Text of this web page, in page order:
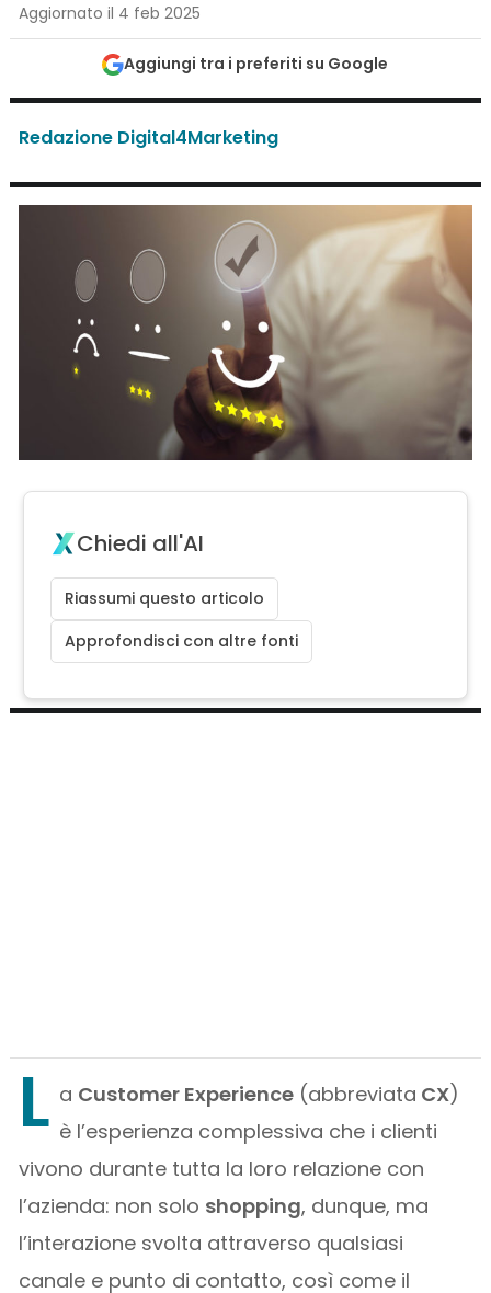
Aggiornato il 4 feb 2025
Aggiungi tra i preferiti su Google
Redazione Digital4Marketing
Chiedi all'AI
Riassumi questo articolo
Approfondisci con altre fonti
L a Customer Experience (abbreviata CX)
è l’esperienza complessiva che i clienti
vivono durante tutta la loro relazione con
l’azienda: non solo shopping, dunque, ma
l’interazione svolta attraverso qualsiasi
canale e punto di contatto, così come il